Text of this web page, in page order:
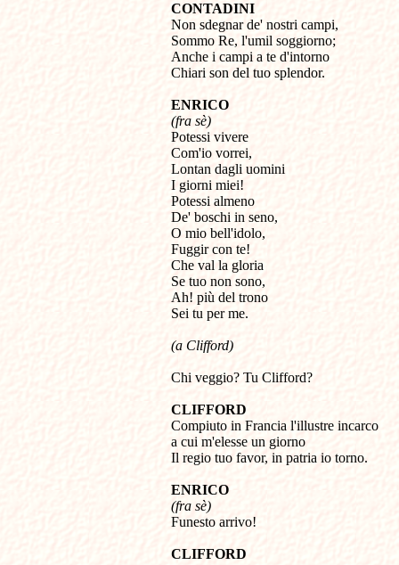
CONTADINI
Non sdegnar de' nostri campi,
Sommo Re, l'umil soggiorno;
Anche i campi a te d'intorno
Chiari son del tuo splendor.
ENRICO
(fra sè)
Potessi vivere
Com'io vorrei,
Lontan dagli uomini
I giorni miei!
Potessi almeno
De' boschi in seno,
O mio bell'idolo,
Fuggir con te!
Che val la gloria
Se tuo non sono,
Ah! più del trono
Sei tu per me.
(a Clifford)
Chi veggio? Tu Clifford?
CLIFFORD
Compiuto in Francia l'illustre incarco
a cui m'elesse un giorno
Il regio tuo favor, in patria io torno.
ENRICO
(fra sè)
Funesto arrivo!
CLIFFORD